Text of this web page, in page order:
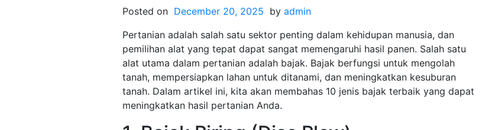
Posted on December 20, 2025 by admin
Pertanian adalah salah satu sektor penting dalam kehidupan manusia, dan
pemilihan alat yang tepat dapat sangat memengaruhi hasil panen. Salah satu
alat utama dalam pertanian adalah bajak. Bajak berfungsi untuk mengolah
tanah, mempersiapkan lahan untuk ditanami, dan meningkatkan kesuburan
tanah. Dalam artikel ini, kita akan membahas 10 jenis bajak terbaik yang dapat
meningkatkan hasil pertanian Anda.